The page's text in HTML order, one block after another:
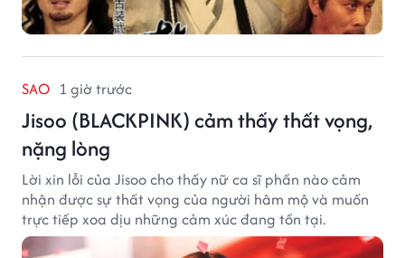
SAO 1 giờ trước
Jisoo (BLACKPINK) cảm thấy thất vọng,
nặng lòng
Lời xin lỗi của Jisoo cho thấy nữ ca sĩ phần nào cảm
nhận được sự thất vọng của người hâm mộ và muốn
trực tiếp xoa dịu những cảm xúc đang tồn tại.